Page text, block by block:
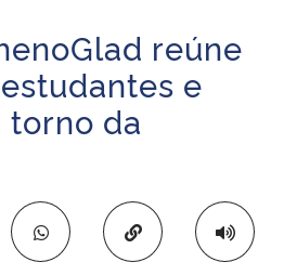
e Abastecimento
reúne
e
da
Copiar para área